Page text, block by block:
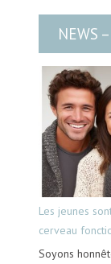
NEWS
Les jeunes
cerveau
Soyons